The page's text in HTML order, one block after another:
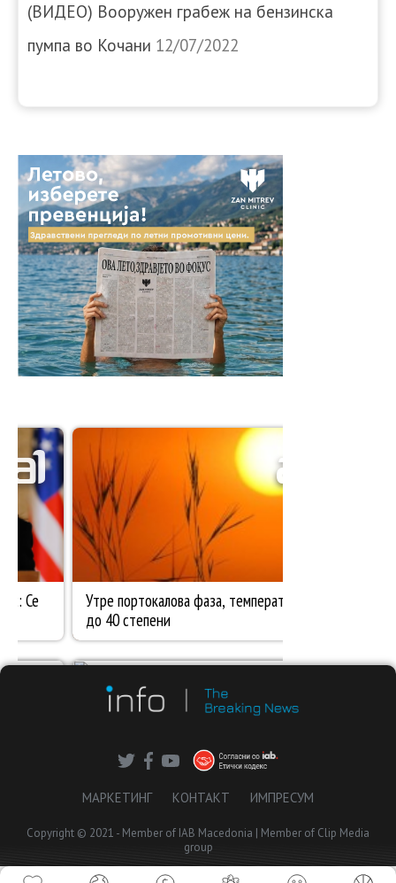
(ВИДЕО) Вооружен грабеж на бензинска
пумпа во Кочани 12/07/2022
МАРКЕТИНГ КОНТАКТ ИМПРЕСУМ
Copyright © 2021 - Member of IAB Macedonia | Member of Clip Media
group